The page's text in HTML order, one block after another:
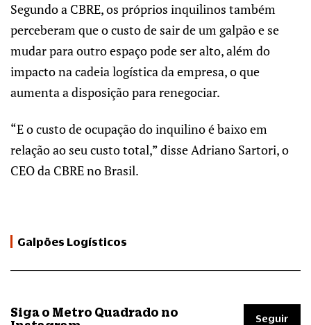
Segundo a CBRE, os próprios inquilinos também
perceberam que o custo de sair de um galpão e se
mudar para outro espaço pode ser alto, além do
impacto na cadeia logística da empresa, o que
aumenta a disposição para renegociar.
“E o custo de ocupação do inquilino é baixo em
relação ao seu custo total,” disse Adriano Sartori, o
CEO da CBRE no Brasil.
Galpões Logísticos
Siga o Metro Quadrado no
Seguir